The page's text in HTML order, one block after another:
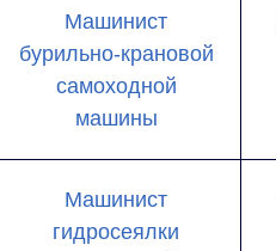
Машинист
бурильно-крановой
самоходной
машины
Машинист
гидросеялки